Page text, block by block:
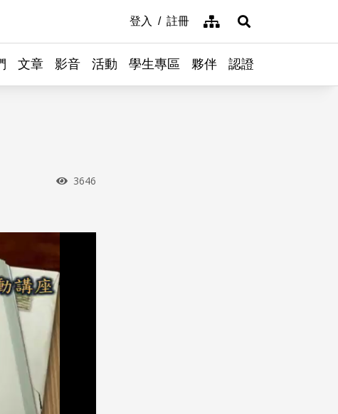
登入 註冊 網站導覽展開搜尋
文章 影音 活動 學生專區 夥伴 認證
瀏覽次數
3646